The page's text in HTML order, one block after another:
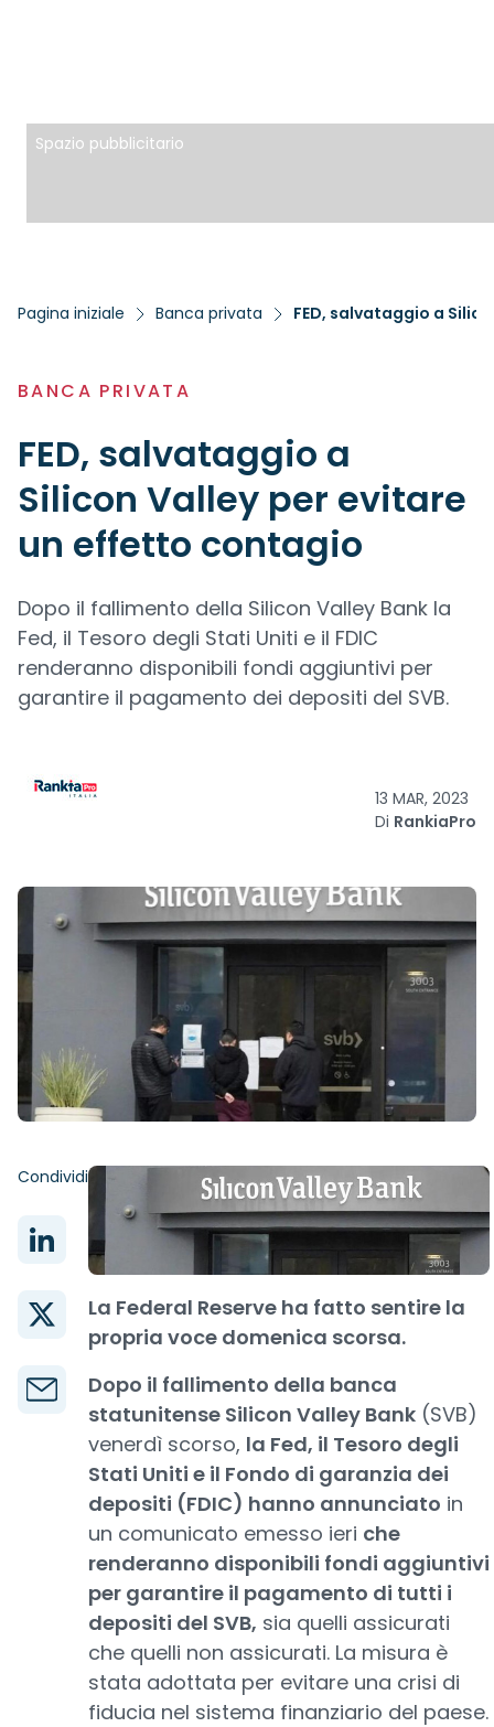
Spazio pubblicitario
Pagina iniziale Banca privata FED, salvataggio a
BANCA PRIVATA
FED, salvataggio a
Silicon Valley per evitare
un effetto contagio
Dopo il fallimento della Silicon Valley Bank la
Fed, il Tesoro degli Stati Uniti e il FDIC
renderanno disponibili fondi aggiuntivi per
garantire il pagamento dei depositi del SVB.
13 MAR, 2023
Di RankiaPro
Condividi
La Federal Reserve ha fatto sentire la
propria voce domenica scorsa.
Dopo il fallimento della banca
statunitense Silicon Valley Bank (SVB)
venerdì scorso, la Fed, il Tesoro degli
Stati Uniti e il Fondo di garanzia dei
depositi (FDIC) hanno annunciato in
un comunicato emesso ieri che
renderanno disponibili fondi aggiuntivi
per garantire il pagamento di tutti i
depositi del SVB, sia quelli assicurati
che quelli non assicurati. La misura è
stata adottata per evitare una crisi di
fiducia nel sistema finanziario del paese.